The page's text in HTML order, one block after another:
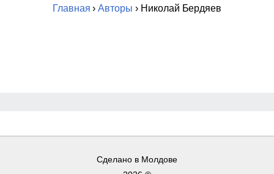
Главная ›Авторы › Николай Бердяев
Сделано в Молдове